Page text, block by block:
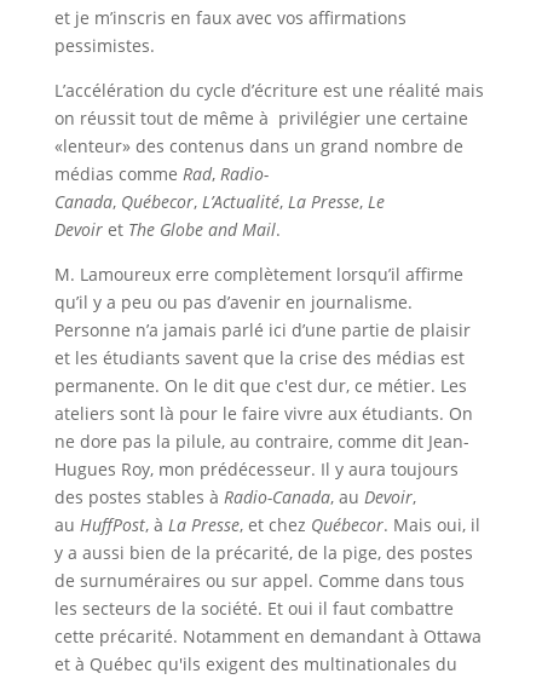
et je m’inscris en faux avec vos affirmations
pessimistes.
L’accélération du cycle d’écriture est une réalité mais
on réussit tout de même à privilégier une certaine
«lenteur» des contenus dans un grand nombre de
médias comme Rad, Radio-
Canada,Québecor, L’Actualité, La Presse, Le
Devoir et The Globe and Mail.
M. Lamoureux erre complètement lorsqu’il affirme
qu’il y a peu ou pas d’avenir en journalisme.
Personne n’a jamais parlé ici d’une partie de plaisir
et les étudiants savent que la crise des médias est
permanente. On le dit que c'est dur, ce métier. Les
ateliers sont là pour le faire vivre aux étudiants. On
ne dore pas la pilule, au contraire, comme dit Jean-
Hugues Roy, mon prédécesseur. Il y aura toujours
des postes stables à Radio-Canada, au Devoir,
au HuffPost, à La Presse, et chez Québecor. Mais oui, il
y a aussi bien de la précarité, de la pige, des postes
de surnuméraires ou sur appel. Comme dans tous
les secteurs de la société. Et oui il faut combattre
cette précarité. Notamment en demandant à Ottawa
et à Québec qu'ils exigent des multinationales du